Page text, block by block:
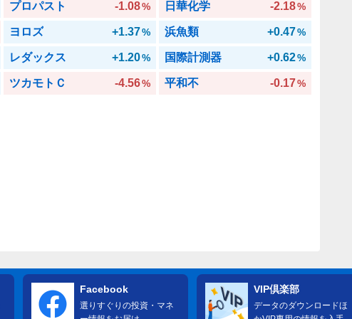
プロパスト -1.08% 日華化学 -2.18%
ヨロズ +1.37% 浜魚類 +0.47%
レダックス +1.20% 国際計測器 +0.62%
ツカモトＣ -4.56% 平和不 -0.17%
Facebook
選りすぐりの投資・マネ
VIP倶楽部
データのダウンロードほ